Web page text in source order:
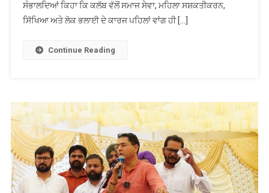
ਵ੍ਹੀਲ
ਕਲੱਬ
ਧੂਰੀ
ਵਜੋਂ
ਸੰਭਾਲਿਆ
ਅਹੁਦਾ
ਸੰਭਾਲਦਿਆਂ ਕਿਹਾ ਕਿ ਕਲੱਬ ਵੱਲੋਂ ਸਮਾਜ ਸੇਵਾ, ਮਹਿਲਾ ਸਸ਼ਕਤੀਕਰਨ,
ਸਿੱਖਿਆ ਅਤੇ ਲੋਕ ਭਲਾਈ ਦੇ ਕਾਰਜ ਪਹਿਲਾਂ ਵਾਂਗ ਹੀ […]
Continue Reading